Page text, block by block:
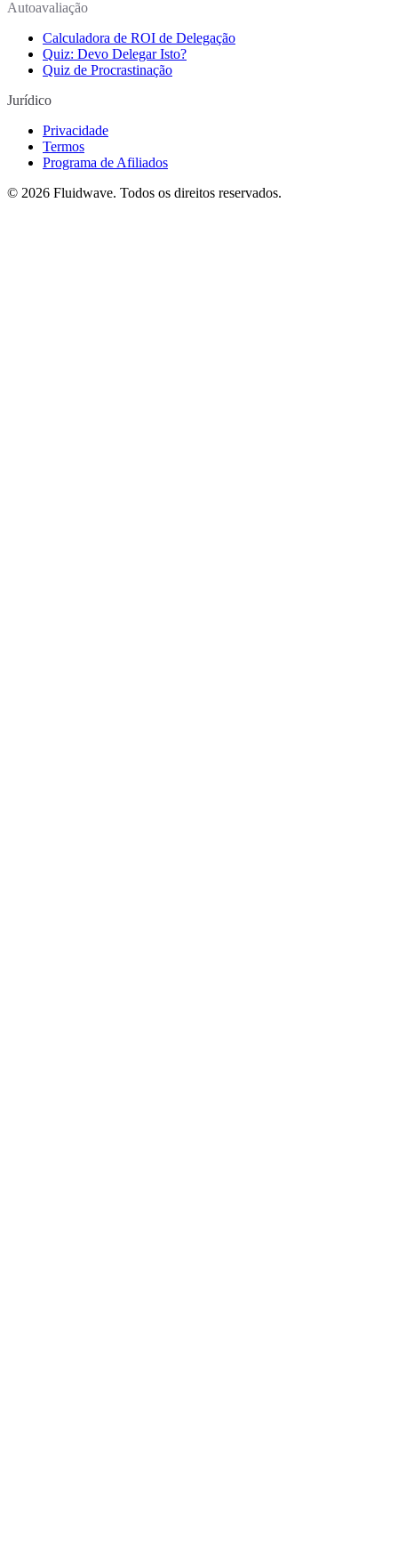
Autoavaliação
Calculadora de ROI de Delegação
Quiz: Devo Delegar Isto?
Quiz de Procrastinação
Jurídico
Privacidade
Termos
Programa de Afiliados
© 2026 Fluidwave. Todos os direitos reservados.